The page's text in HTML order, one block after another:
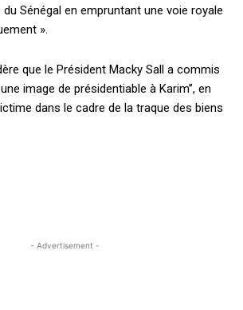
du Sénégal en empruntant une voie royale
».
que le Président Macky Sall a commis
une image de présidentiable à Karim’’, en
dans le cadre de la traque des biens
- Advertisement -